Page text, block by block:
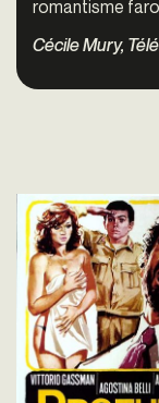
romantisme
Cécile Mury,